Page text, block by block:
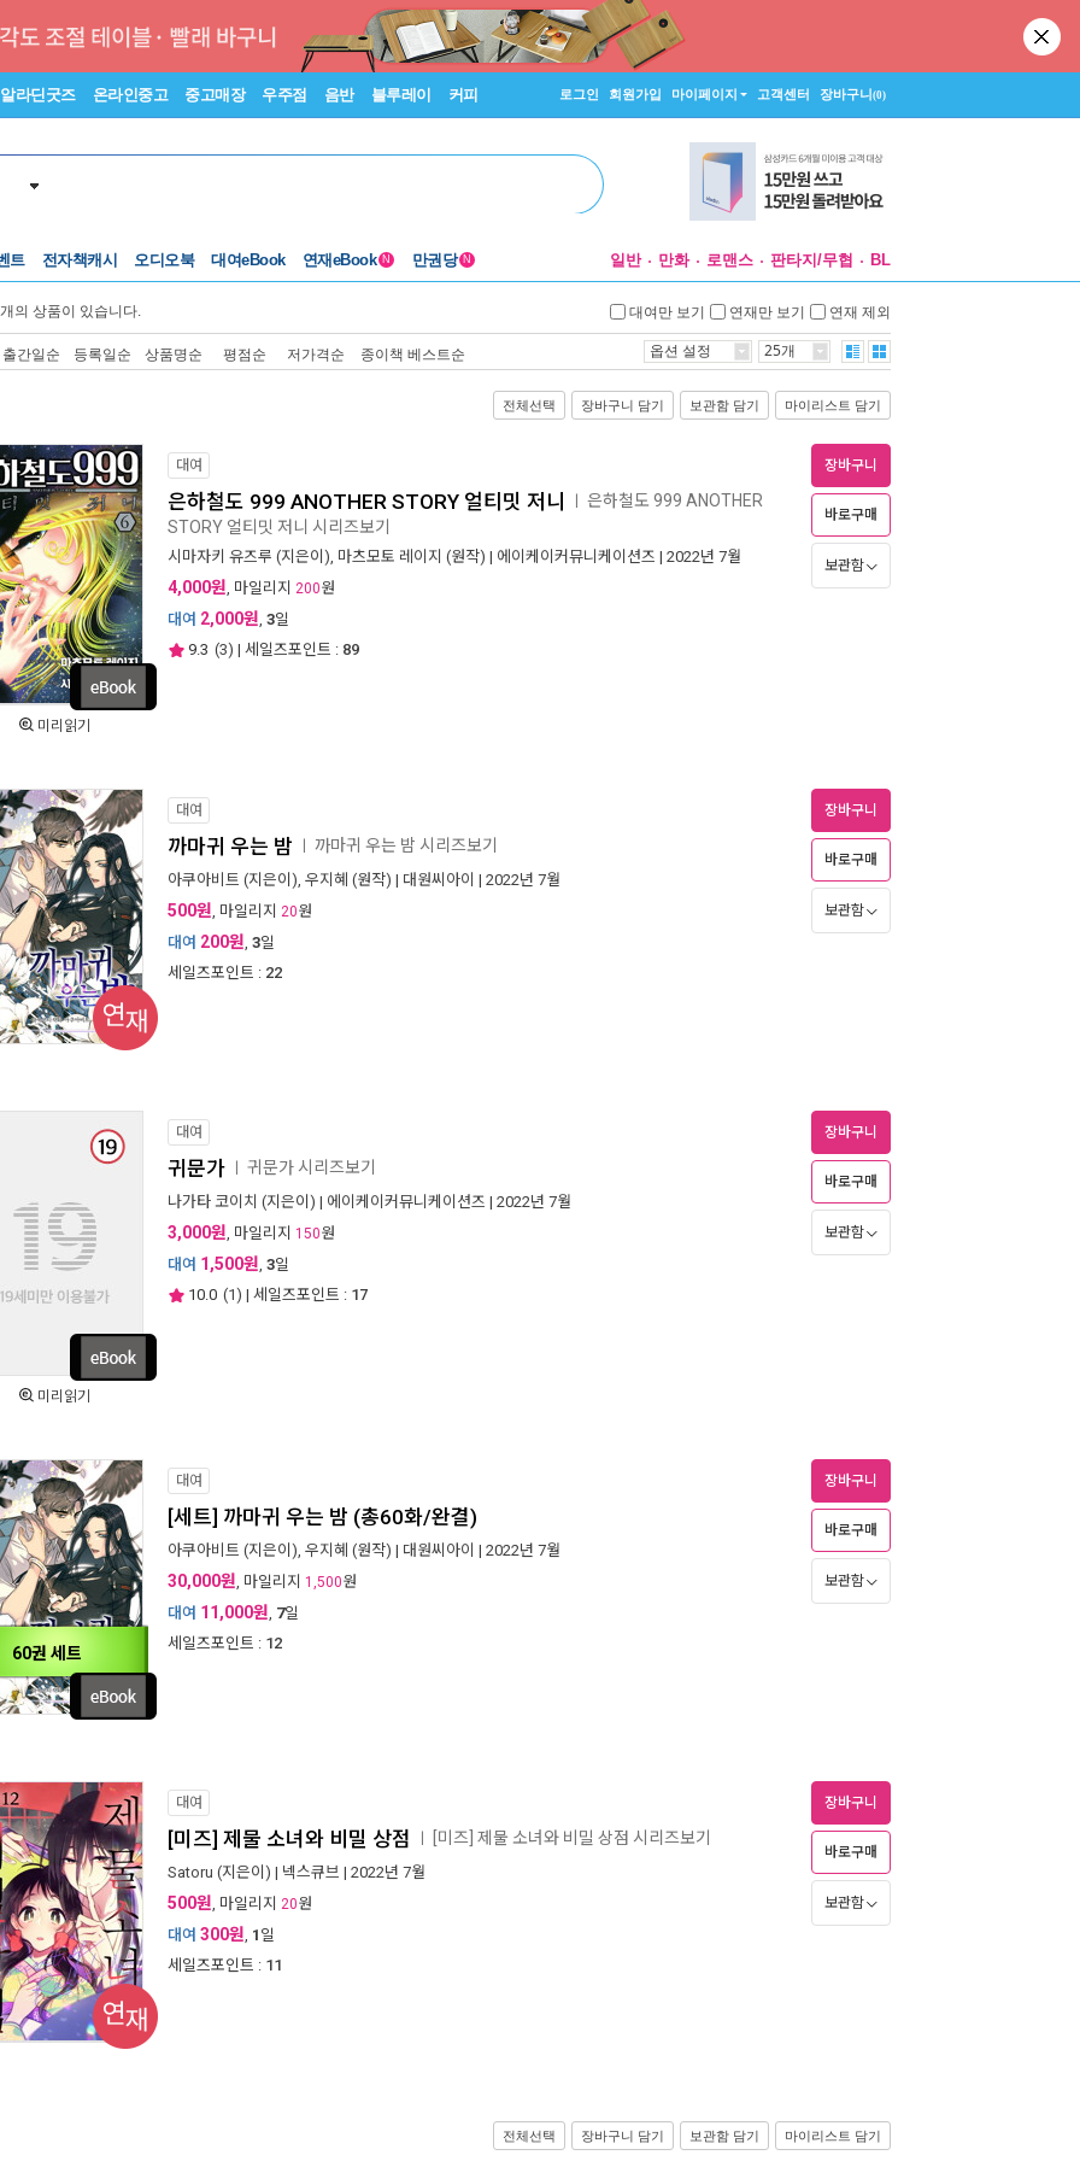
알라딘굿즈 온라인중고 중고매장 우주점 음반 블루레이 커피 로그인 회원가입 마이페이지 고객센터 장바구니(0)
트 전자책캐시 오디오북 대여eBook 연재eBook N 만권당 N 일반 만화 로맨스 판타지/무협 BL
개의 상품이 있습니다. 대여만 보기 연재만 보기 연재 제외
출간일순 등록일순 상품명순 평점순 저가격순 종이책 베스트순 옵션 설정 25개
전체선택 장바구니 담기 보관함 담기 마이리스트 담기
미리읽기
대여
은하철도 999 ANOTHER STORY 얼티밋 저니 은하철도 999 ANOTHER
STORY 얼티밋 저니 시리즈보기
시마자키 유즈루 (지은이), 마츠모토 레이지 (원작) | 에이케이커뮤니케이션즈 | 2022년 7월
4,000원, 마일리지 200원
대여 2,000원, 3일
9.3 (3) | 세일즈포인트 : 89
장바구니
바로구매
보관함
대여
까마귀 우는 밤 까마귀 우는 밤 시리즈보기
아쿠아비트 (지은이), 우지혜 (원작) | 대원씨아이 | 2022년 7월
500원, 마일리지 20원
대여 200원, 3일
세일즈포인트 : 22
장바구니
바로구매
보관함
미리읽기
대여
귀문가 귀문가 시리즈보기
나가타 코이치 (지은이) | 에이케이커뮤니케이션즈 | 2022년 7월
3,000원, 마일리지 150원
대여 1,500원, 3일
10.0 (1) | 세일즈포인트 : 17
장바구니
바로구매
보관함
60권 세트
대여
[세트] 까마귀 우는 밤 (총60화/완결)
아쿠아비트 (지은이), 우지혜 (원작) | 대원씨아이 | 2022년 7월
30,000원, 마일리지 1,500원
대여 11,000원, 7일
세일즈포인트 : 12
장바구니
바로구매
보관함
대여
[미즈] 제물 소녀와 비밀 상점 [미즈] 제물 소녀와 비밀 상점 시리즈보기
Satoru (지은이) | 넥스큐브 | 2022년 7월
500원, 마일리지 20원
대여 300원, 1 일
세일즈포인트 : 11
장바구니
바로구매
보관함
전체선택 장바구니 담기 보관함 담기 마이리스트 담기